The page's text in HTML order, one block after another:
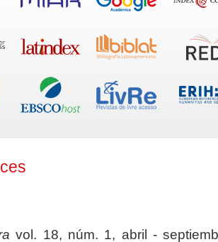
vol. 18, núm. 1, abril -